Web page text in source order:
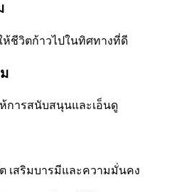
ห้ชีวิตก้าวไปในทิศทางที่ดี
การสนับสนุนและเอ็นดู
เสริมบารมีและความมั่นคง